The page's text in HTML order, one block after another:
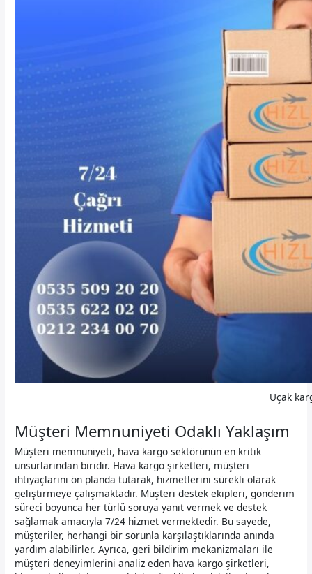
Uçak
Müşteri Memnuniyeti Odaklı Yaklaşım
Müşteri memnuniyeti, hava kargo sektörünün en kritik
unsurlarından biridir. Hava kargo şirketleri, müşteri
ihtiyaçlarını ön planda tutarak, hizmetlerini sürekli olarak
geliştirmeye çalışmaktadır. Müşteri destek ekipleri, gönderim
süreci boyunca her türlü soruya yanıt vermek ve destek
sağlamak amacıyla 7/24 hizmet vermektedir. Bu sayede,
müşteriler, herhangi bir sorunla karşılaştıklarında anında
yardım alabilirler. Ayrıca, geri bildirim mekanizmaları ile
müşteri deneyimlerini analiz eden hava kargo şirketleri,